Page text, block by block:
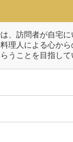
、訪問者が自宅
理人による心か
うことを目指して